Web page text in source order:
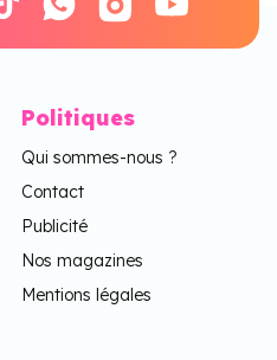
Politiques
Qui sommes-nous ?
Contact
Publicité
Nos magazines
Mentions légales